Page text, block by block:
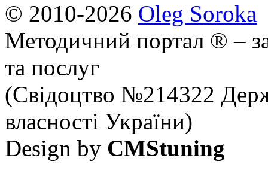
© 2010-2026 Oleg Soroka
Методичний портал ® –
та послуг
(Свідоцтво №214322
власності України)
Design by CMStuning